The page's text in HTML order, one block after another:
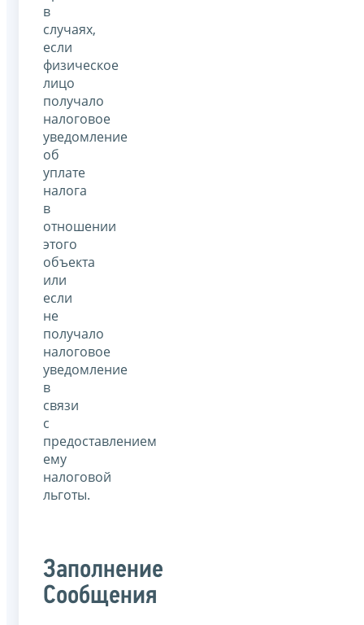
в
случаях,
если
физическое
лицо
получало
налоговое
уведомление
об
уплате
налога
в
отношении
этого
объекта
или
если
не
получало
налоговое
уведомление
в
связи
с
предоставлением
ему
налоговой
льготы.
Заполнение
Сообщения